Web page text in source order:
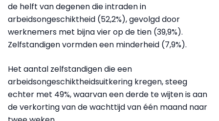
de helft van degenen die intraden in
arbeidsongeschiktheid (52,2%), gevolgd door
werknemers met bijna vier op de tien (39,9%).
Zelfstandigen vormden een minderheid (7,9%).
Het aantal zelfstandigen die een
arbeidsongeschiktheidsuitkering kregen, steeg
echter met 49%, waarvan een derde te wijten is aan
de verkorting van de wachttijd van één maand naar